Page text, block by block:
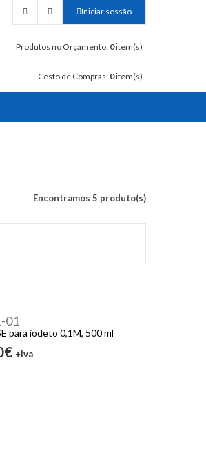
Iniciar sessão
Produtos no Orçamento: 0item(s)
Cesto de Compras: 0item(s)
Encontramos 5 produto(s)
01
para iodeto 0,1M, 500 ml
+iva